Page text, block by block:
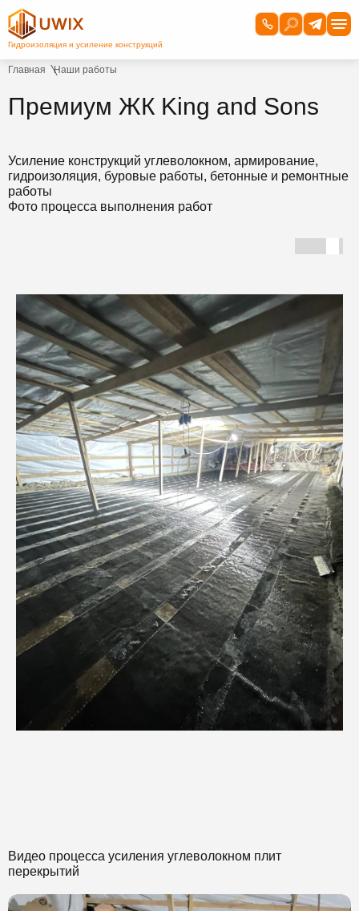
Главная Наши работы
Премиум ЖК King and Sons
Усиление конструкций углеволокном, армирование,
гидроизоляция, буровые работы, бетонные и ремонтные
работы
Фото процесса выполнения работ
Видео процесса усиления углеволокном плит
перекрытий